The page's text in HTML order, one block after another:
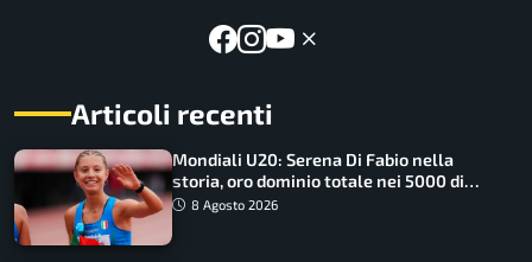
Articoli recenti
Mondiali U20: Serena Di Fabio nella
storia, oro dominio totale nei 5000 di
marcia
8 Agosto 2026